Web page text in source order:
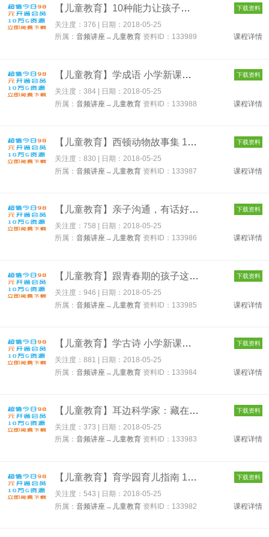
【儿童教育】10种能力让孩子掌控人生 133989 下载资料
关注度：376 | 日期： 2018-05-25
所属：音频讲座→ 儿童教育 资料ID：133989 课程详情
【儿童教育】学成语 小学新课标必背 133988 下载资料
关注度：384 | 日期：2018-05-25
所属：音频讲座→ 儿童教育 资料ID：133988 课程详情
【儿童教育】西顿动物故事集 133987 下载资料
关注度：830 | 日期：2018-05-25
所属：音频讲座→ 儿童教育 资料ID：133987 课程详情
【儿童教育】亲子沟通，有话好说 133986 下载资料
关注度：758 | 日期： 2018-05-25
所属：音频讲座→ 儿童教育 资料ID：133986 课程详情
【儿童教育】跟青春期的孩子这样沟通就对了 133985 下载资料
关注度：946 | 日期：2018-05-25
所属：音频讲座→ 儿童教育 资料ID：133985 课程详情
【儿童教育】学古诗 小学新课标必背 133984 下载资料
关注度：881 | 日期：2018-05-25
所属：音频讲座→ 儿童教育 资料ID：133984 课程详情
【儿童教育】耳边科学家：藏在动画片里的科学 133983 下载资料
关注度：373 | 日期： 2018-05-25
所属：音频讲座→ 儿童教育 资料ID：133983 课程详情
【儿童教育】育学园育儿指南 133982 下载资料
关注度：543 | 日期：2018-05-25
所属：音频讲座→ 儿童教育 资料ID：133982 课程详情